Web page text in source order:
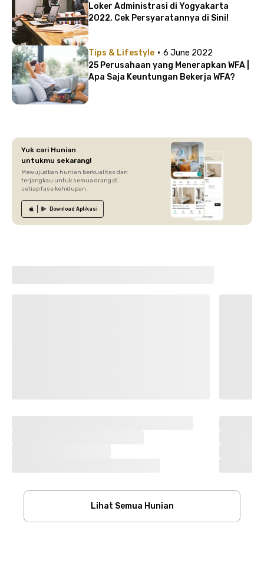
Loker Administrasi di Yogyakarta
2022, Cek Persyaratannya di Sini!
Tips & Lifestyle · 6 June 2022
25 Perusahaan yang Menerapkan WFA |
Apa Saja Keuntungan Bekerja WFA?
Yuk cari Hunian
untukmu sekarang!
Mewujudkan hunian berkualitas dan
terjangkau untuk semua orang di
setiap fase kehidupan.
Download Aplikasi
Lihat Semua Hunian